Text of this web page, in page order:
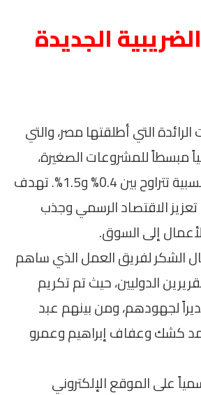
الجديدة
الرائدة التي أطلقتها مصر، والتي
مبسطاً للمشروعات الصغيرة،
حيث تُفرض ضريبة نسبية تتراوح بين 0.4% و1.5%. تهدف
الاقتصاد الرسمي وجذب
إلى السوق.
الشكر لفريق العمل الذي ساهم
الدوليين، حيث تم تكريم
لجهودهم، ومن بينهم عبد
كشك وعفاف إبراهيم وعمرو
على الموقع الإلكتروني